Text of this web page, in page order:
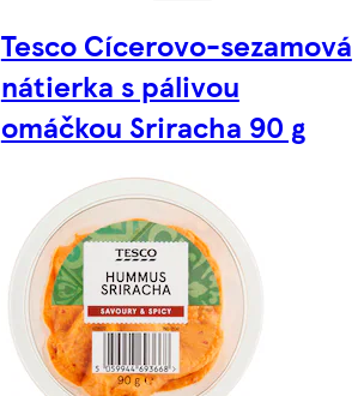
Tesco Cícerovo-sezamová
nátierka s pálivou
omáčkou Sriracha 90 g